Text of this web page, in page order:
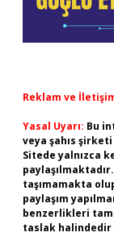
Reklam ve
Yasal Uyarı: Bu
veya şahıs
Sitede yalnızca
taşımamakta
paylaşım
benzerlikleri
taslak halindedir